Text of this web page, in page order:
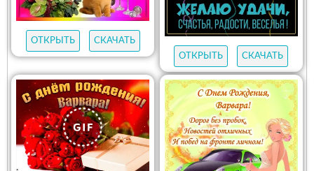
ОТКРЫТЬ
СКАЧАТЬ
ОТКРЫТЬ
СКАЧАТЬ